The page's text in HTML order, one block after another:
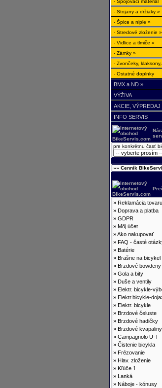
- Spojovací materiál
- Stojany a držiaky »
- Špice a niple »
- Stredové zloženie »
- Vidlice a tlmiče »
- Zámky »
- Zvončeky,
- Ostatné doplnky
BMX a ND »
VÝŽIVA
AKCIE, VÝPREDAJ
INFO SERVIS
pre konkrétnu časť
»» Cenník
» Reklamácia tovaru
» Doprava a platba
» GDPR
» Môj účet
»Ako nakupovať
» FAQ - časté
» Batérie
» Brašne na bicykel
» Brzdové bowdeny
» Gola a bity
» Duše a ventily
» Elektr. bicykle-
» Elektr.bicykle-
» Elektr. bicykle
» Brzdové čeluste
» Brzdové hadičky
» Brzdové kvapaliny
» Campagnolo U-T
» Čistenie bicykla
» Frézovanie
» Hlav. zloženie
» Kľúče 1
» Lanká
» Náboje - kónusy